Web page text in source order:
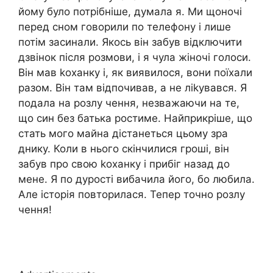
йому було потрібніше, думала я. Ми щоночі
перед сном говорили по телефону і лише
потім засинали. Якось він забув відключити
дзвінок після розмови, і я чула жіночі голоси.
Він мав kоханку і, як виявилося, вони поїхали
разом. Він там відпочивав, а не ліkувався. Я
подала на розлу чення, незважаючи на те,
що син без батька ростиме. Найприкріше, що
стать мого майна дістанеться цьому зра
днику. Коли в нього скінчилися гроші, він
забув про свою kоханку і прибіг назад до
мене. Я по дурості вибачила його, бо любила.
Але історія повторилася. Тепер точно розлу
чення!